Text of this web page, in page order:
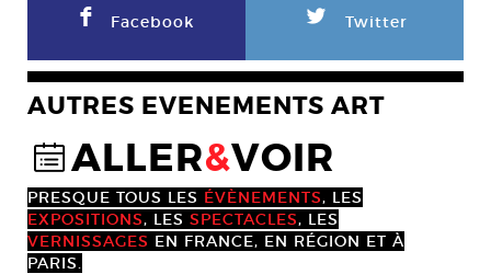
F Facebook L Twitter
AUTRES EVENEMENTS ART
@ALLER&VOIR
PRESQUE TOUS LES ÉVÈNEMENTS, LES
EXPOSITIONS, LES SPECTACLES, LES
VERNISSAGES EN FRANCE, EN RÉGION ET À
PARIS.